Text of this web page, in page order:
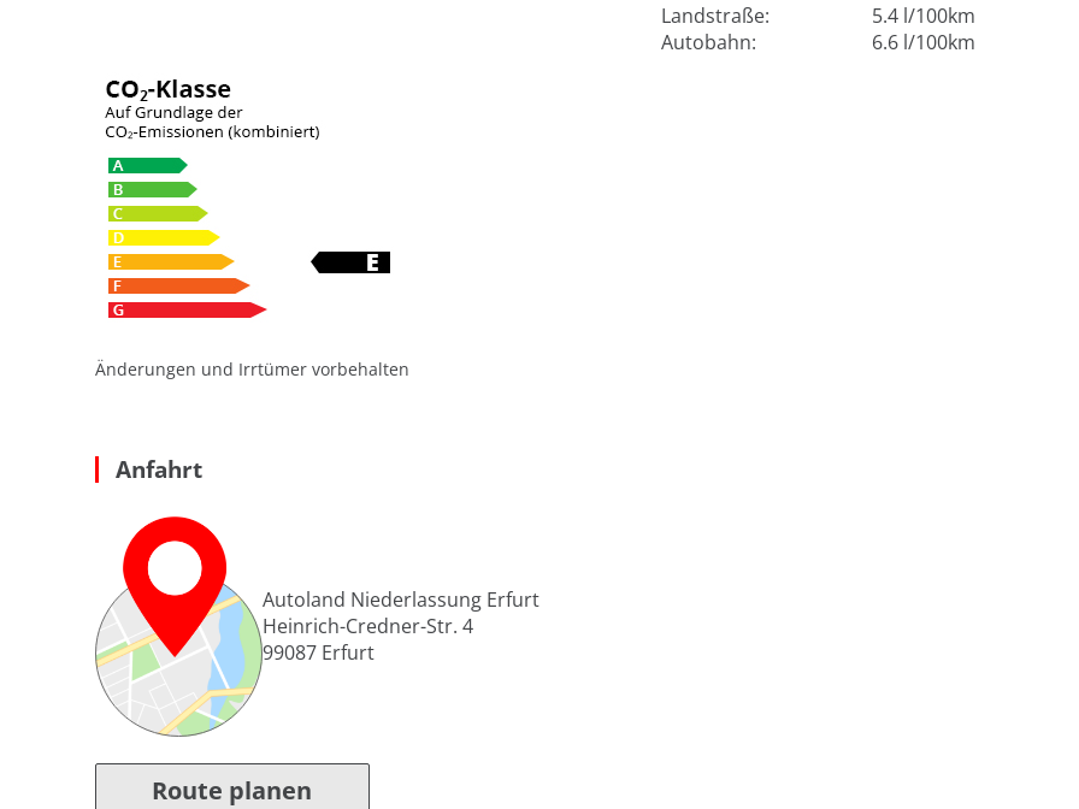
Landstraße:
5.4 l/100km
Autobahn:
6.6 l/100km
Änderungen und Irrtümer vorbehalten
Anfahrt
Autoland Niederlassung Erfurt
Heinrich-Credner-Str. 4
99087 Erfurt
Route planen